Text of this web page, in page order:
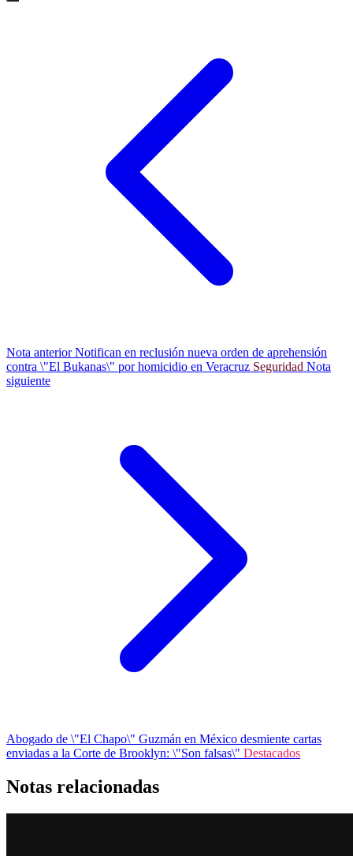
Nota anteriorNotifican en reclusión nueva orden de aprehensión
contra \"El Bukanas\" por homicidio en Veracruz Seguridad Nota
siguiente
Abogado de \"El Chapo\" Guzmán en México desmiente cartas
enviadas a la Corte de Brooklyn: \"Son falsas\" Destacados
Notas relacionadas